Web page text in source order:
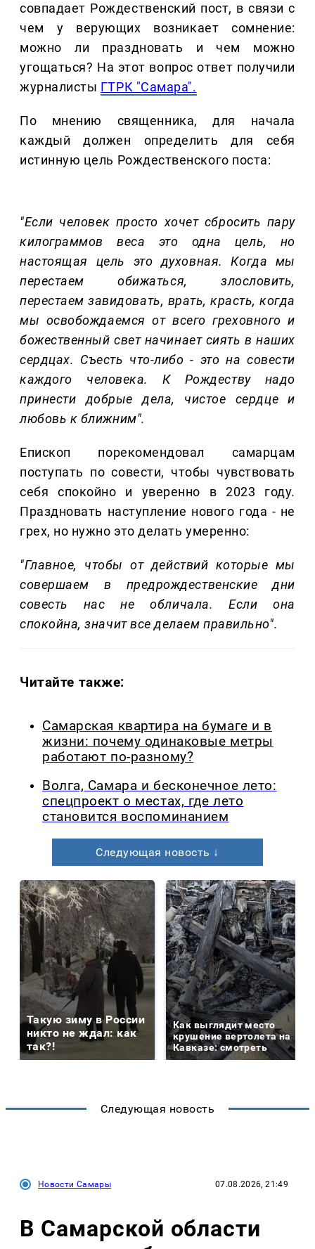
совпадает Рождественский пост, в связи с
чем у верующих возникает сомнение:
можно ли праздновать и чем можно
угощаться? На этот вопрос ответ получили
журналисты ГТРК "Самара".
По мнению священника, для начала
каждый должен определить для себя
истинную цель Рождественского поста:
"Если человек просто хочет сбросить пару
килограммов веса это одна цель, но
настоящая цель это духовная. Когда мы
перестаем обижаться, злословить,
перестаем завидовать, врать, красть, когда
мы освобождаемся от всего греховного и
божественный свет начинает сиять в наших
сердцах. Съесть что-либо - это на совести
каждого человека. К Рождеству надо
принести добрые дела, чистое сердце и
любовь к ближним".
Епископ порекомендовал самарцам
поступать по совести, чтобы чувствовать
себя спокойно и уверенно в 2023 году.
Праздновать наступление нового года - не
грех, но нужно это делать умеренно:
"Главное, чтобы от действий которые мы
совершаем в предрождественские дни
совесть нас не обличала. Если она
спокойна, значит все делаем правильно".
Читайте также:
Самарская квартира на бумаге и в
жизни: почему одинаковые метры
работают по-разному?
Волга, Самара и бесконечное лето:
спецпроект о местах, где лето
становится воспоминанием
Следующая новость ↓
Такую зиму в России
никто не ждал: как
так?!
Как выглядит место
крушение вертолета на
Кавказе: смотреть
Следующая новость
Новости Самары 07.08.2026, 21:49
В Самарской области